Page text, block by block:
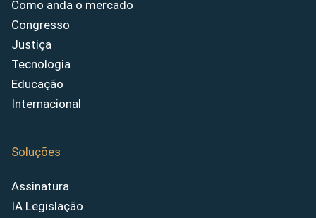
Como anda o mercado
Congresso
Justiça
Tecnologia
Educação
Internacional
Soluções
Assinatura
IA Legislação